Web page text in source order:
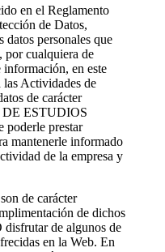
en el Reglamento
de Datos,
datos personales que
por cualquiera de
información, en este
las Actividades de
de carácter
DE ESTUDIOS
prestar
mantenerle informado
de la empresa y
de carácter
de dichos
de algunos de
en la Web. En